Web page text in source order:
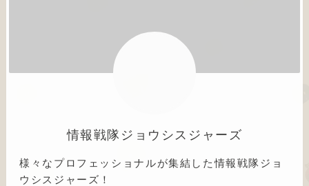
情報戦隊ジョウシスジャーズ
様々なプロフェッショナルが集結した情報戦隊ジョ
ウシスジャーズ！